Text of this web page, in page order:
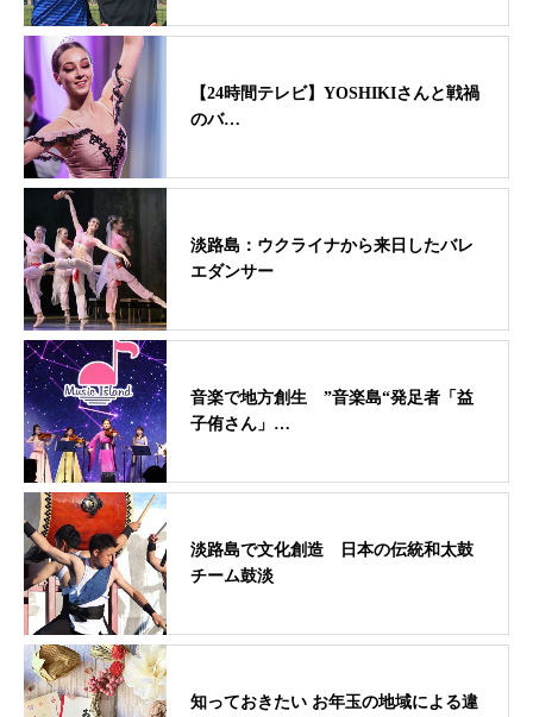
【24時間テレビ】YOSHIKIさんと戦禍
のバ…
淡路島：ウクライナから来日したバレ
エダンサー
音楽で地方創生 ”音楽島“発足者「益
子侑さん」…
淡路島で文化創造 日本の伝統和太鼓
チーム鼓淡
知っておきたい お年玉の地域による違